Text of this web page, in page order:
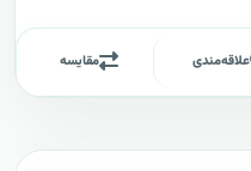
علاقه‌مندی مقایسه